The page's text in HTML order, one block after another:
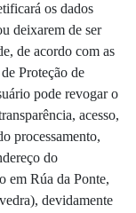
os dados
deixarem de ser
de acordo com as
Proteção de
pode revogar o
acesso,
processamento,
do
Rúa da Ponte,
devidamente